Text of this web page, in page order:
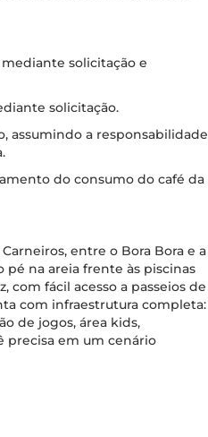
solicitação e
solicitação.
assumindo a responsabilidade
do consumo do café da
entre o Bora Bora e a
na areia frente às piscinas
com fácil acesso a passeios de
com infraestrutura completa:
de jogos, área kids,
precisa em um cenário